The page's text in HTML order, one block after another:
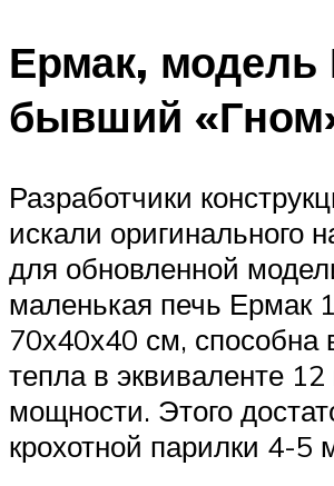
Ермак,
бывший
Разработчики
искали оригинального
для обновленной
маленькая печь Ермак
70х40х40 см, способна
тепла в эквиваленте 12
мощности. Этого
крохотной парилки 4-5